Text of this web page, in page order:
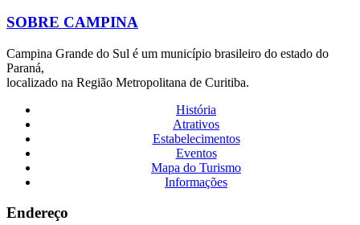
SOBRE CAMPINA
Campina Grande do Sul é um município brasileiro do estado do
Paraná,
localizado na Região Metropolitana de Curitiba.
História
Atrativos
Estabelecimentos
Eventos
Mapa do Turismo
Informações
Endereço